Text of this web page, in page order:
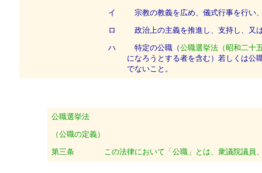
イ
宗教の教義を広め、儀式行事を行い
ロ
政治上の主義を推進し、支持し、又
ハ
特定の公職（公職選挙法（昭和二十
になろうとする者を含む）若しくは公
でないこと。
公職選挙法
（公職の定義）
第三条
この法律において「公職」とは、衆議院議員